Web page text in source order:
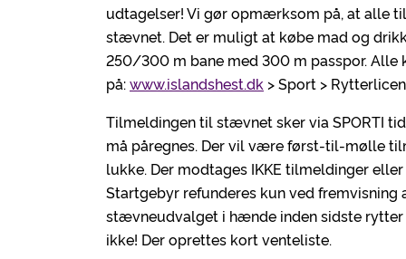
udtagelser! Vi gør opmærksom på, at alle
stævnet. Det er muligt at købe mad og
250/300 m bane med 300 m passpor. Alle
på:www.islandshest.dk > Sport >
Tilmeldingen til stævnet sker via SPORTI
må påregnes. Der vil være først-til-mølle
lukke. Der modtages IKKE tilmeldinger
Startgebyr refunderes kun ved
stævneudvalget i hænde inden sidste rytter
ikke! Der oprettes kort venteliste.